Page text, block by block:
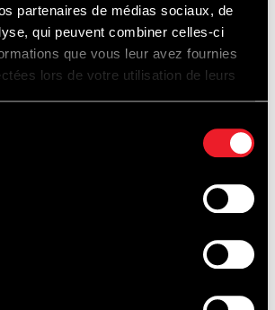
partenaires de médias sociaux, de
qui peuvent combiner celles-ci
que vous leur avez fournies
lors de votre utilisation de leurs